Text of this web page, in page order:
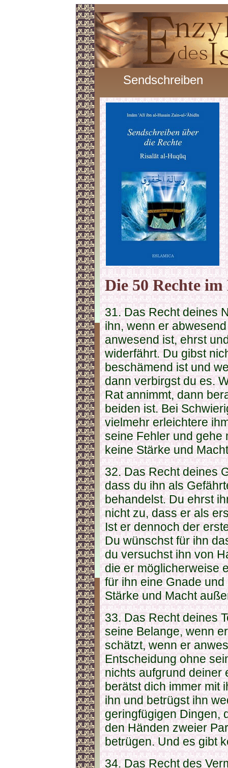
Sendschreiben
Die 50 Rechte
31. Das Recht deines
ihn, wenn er
anwesend ist, ehrst
widerfährt. Du gibst
beschämend ist und
dann verbirgst du es.
Rat annimmt, dann
beiden ist. Bei
vielmehr erleichtere
seine Fehler und gehe
keine Stärke und
32. Das Recht deines
dass du ihn als
behandelst. Du ehrst
nicht zu, dass er als
Ist er dennoch der
Du wünschst für ihn
du versuchst ihn von
die er möglicherweise
für ihn eine Gnade
Stärke und Macht
33. Das Recht deines
seine Belange, wenn
schätzt, wenn er
Entscheidung ohne
nichts aufgrund deiner
berätst dich immer mit
ihn und betrügst ihn
geringfügigen Dingen,
den Händen zweier
betrügen. Und es gibt
34. Das Recht des